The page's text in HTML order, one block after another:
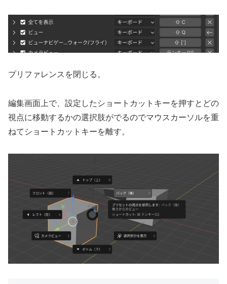
プリファレンスを閉じる。
編集画面上で、設定したショートカットキーを押すとどの
視点に移動するかの選択肢がでるのでマウスカーソルを重
ねてショートカットキーを離す。